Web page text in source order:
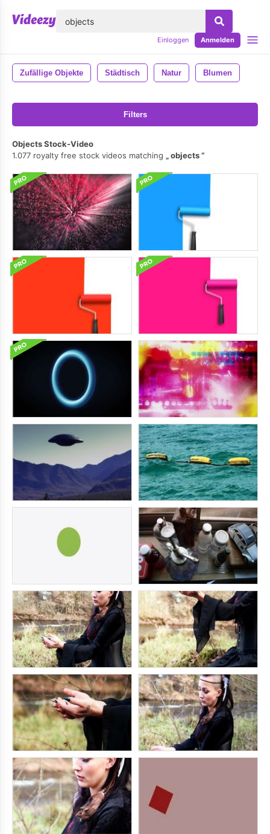
Einloggen Anmelden
Zufällige Objekte Städtisch Natur Blumen
Filters
Objects Stock-Video
1.077 royalty free stock videos matching
objects